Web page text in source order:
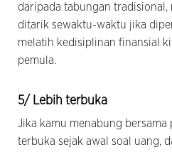
daripada tabungan tradisional,
ditarik sewaktu-waktu jika
melatih kedisiplinan finansial
pemula.
5/ Lebih terbuka
Jika kamu menabung bersama
terbuka sejak awal soal uang,